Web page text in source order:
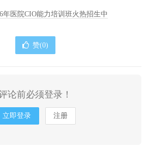
年医院CIO能力培训班火热招生中
赞(0)
论前必须登录！
立即登录 注册